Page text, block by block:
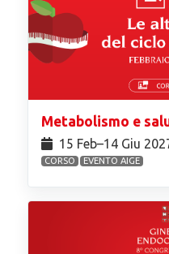
Metabolismo e
15 Feb⁠–14 Giu
CORSO EVENTO AIGE